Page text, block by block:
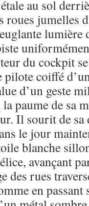
au sol
roues jumelles
lumière
du cockpit
coiffé
d’un geste
paume de sa
Il sourit de sa
le jour
blanche
avançant
des rues
en